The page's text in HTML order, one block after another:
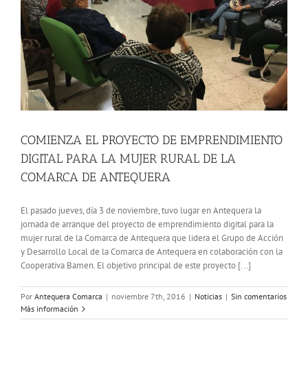
COMIENZA EL PROYECTO DE EMPRENDIMIENTO
DIGITAL PARA LA MUJER RURAL DE LA
COMARCA DE ANTEQUERA
El pasado jueves, día 3 de noviembre, tuvo lugar en Antequera la
jornada de arranque del proyecto de emprendimiento digital para la
mujer rural de la Comarca de Antequera que lidera el Grupo de Acción
y Desarrollo Local de la Comarca de Antequera en colaboración con la
Cooperativa Bamen. El objetivo principal de este proyecto [...]
Por Antequera Comarca | noviembre 7th, 2016 | Noticias | Sin comentarios
Más información